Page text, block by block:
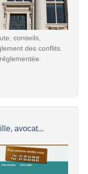
conseils,
des conflits.
avocat...